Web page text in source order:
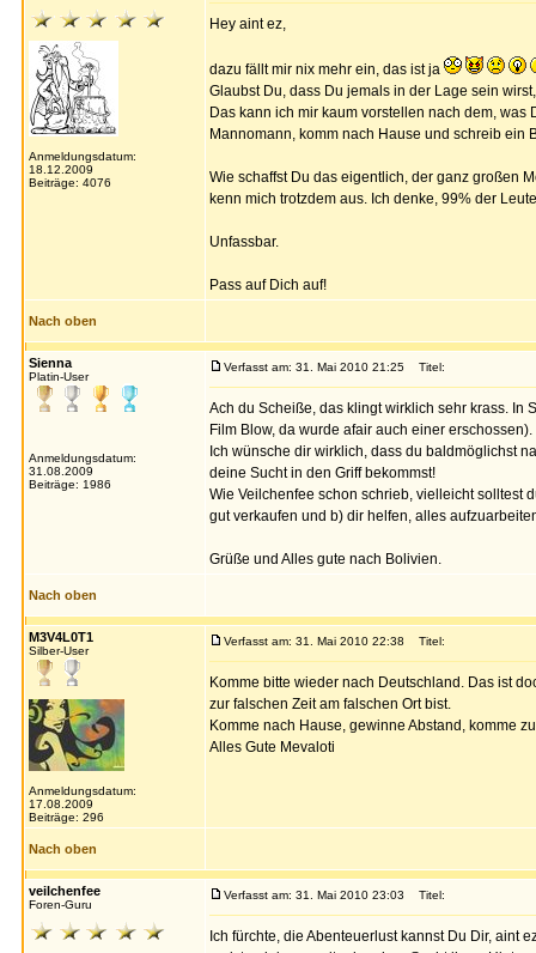
Anmeldungsdatum:
18.12.2009
Beiträge: 4076
Hey aint ez,
dazu fällt mir nix mehr ein, das ist ja
Glaubst Du, dass Du jemals in der Lage sein
Das kann ich mir kaum vorstellen nach dem,
Mannomann, komm nach Hause und schreib ein
Wie schaffst Du das eigentlich, der ganz großen
kenn mich trotzdem aus. Ich denke, 99% der
Unfassbar.
Pass auf Dich auf!
Nach oben
Sienna
Platin-User
Anmeldungsdatum:
31.08.2009
Beiträge: 1986
Verfasst am: 31. Mai 2010 21:25 Titel:
Ach du Scheiße, das klingt wirklich sehr krass.
Film Blow, da wurde afair auch einer erschossen).
Ich wünsche dir wirklich, dass du baldmöglichst
deine Sucht in den Griff bekommst!
Wie Veilchenfee schon schrieb, vielleicht solltest
gut verkaufen und b) dir helfen, alles
Grüße und Alles gute nach Bolivien.
Nach oben
M3V4L0T1
Silber-User
Anmeldungsdatum:
17.08.2009
Beiträge: 296
Verfasst am: 31. Mai 2010 22:38 Titel:
Komme bitte wieder nach Deutschland. Das ist
zur falschen Zeit am falschen Ort bist.
Komme nach Hause, gewinne Abstand, komme
Alles Gute Mevaloti
Nach oben
veilchenfee
Foren-Guru
Verfasst am: 31. Mai 2010 23:03 Titel:
Ich fürchte, die Abenteuerlust kannst Du Dir, aint